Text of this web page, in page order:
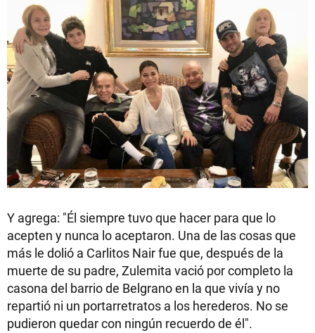
Y agrega: "Él siempre tuvo que hacer para que lo
acepten y nunca lo aceptaron. Una de las cosas que
más le dolió a Carlitos Nair fue que, después de la
muerte de su padre, Zulemita vació por completo la
casona del barrio de Belgrano en la que vivía y no
repartió ni un portarretratos a los herederos. No se
pudieron quedar con ningún recuerdo de él".